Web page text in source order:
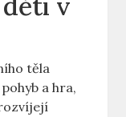
těla
a hra,